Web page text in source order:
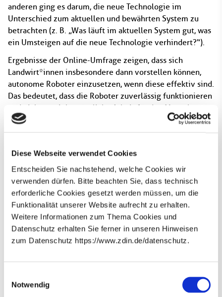
Diese Webseite verwendet Cookies
Entscheiden Sie nachstehend, welche Cookies wir
verwenden dürfen. Bitte beachten Sie, dass technisch
erforderliche Cookies gesetzt werden müssen, um die
Funktionalität unserer Website aufrecht zu erhalten.
Weitere Informationen zum Thema Cookies und
Datenschutz erhalten Sie ferner in unseren Hinweisen
zum Datenschutz https://www.zdin.de/datenschutz.
Notwendig
anderen ging es darum, die neue Technologie im
Unterschied zum aktuellen und bewährten System zu
betrachten (z. B. „Was läuft im aktuellen System gut, was
ein Umsteigen auf die neue Technologie verhindert?“).
Ergebnisse der Online-Umfrage zeigen, dass sich
Landwirt*innen insbesondere dann vorstellen können,
autonome Roboter einzusetzen, wenn diese effektiv sind.
Das bedeutet, dass die Roboter zuverlässig funktionieren
und nicht zu viel zusätzliche Arbeit für den Menschen
verursachen. Zudem wollen Landwirt*innen die Kontrolle
zurückhaltend gegenüberstehen, wenn sie mit ihrer
aktuellen Verfahrensweise gut zurechtkommen.
Allerdings können sich Zuspruch und positive Signale aus
der Bevölkerung hinsichtlich der Nutzung von Robotik
positiv auf die Einstellung der Landwirt*innen auswirken.
Ausblick: Methodik zur Messung von Nachhaltigkeit,
Tierwohl und sozialer Nachhaltigkeit
führen, um Methoden zu identifizieren, mit denen die
Nachhaltigkeit digitaler Technologien im